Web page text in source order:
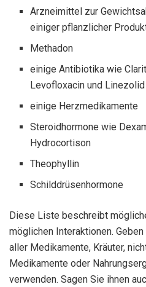
Arzneimittel zur
einiger pflanzlicher
Methadon
einige Antibiotika wie
Levofloxacin und Linezolid
einige Herzmedikamente
Steroidhormone wie
Hydrocortison
Theophyllin
Schilddrüsenhormone
Diese Liste beschreibt
möglichen Interaktionen.
aller Medikamente, Kräuter,
Medikamente oder
verwenden. Sagen Sie ihnen